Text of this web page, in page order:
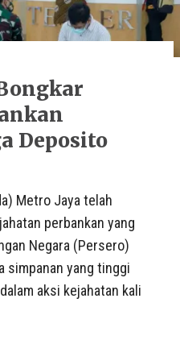
Deposito
Metro Jaya telah
perbankan yang
Negara (Persero)
simpanan yang tinggi
aksi kejahatan kali